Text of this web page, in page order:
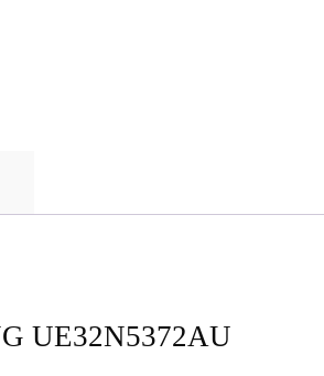
UE32N5372AU